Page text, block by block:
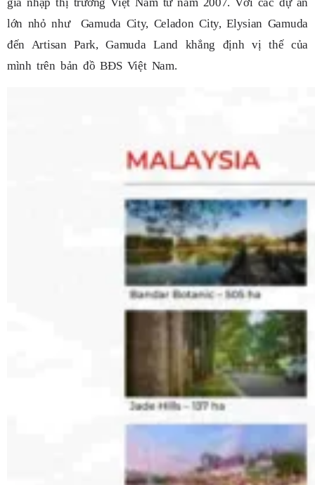
gia nhập thị trường Việt Nam từ năm 2007. Với các dự án
lớn nhỏ như Gamuda City, Celadon City, Elysian Gamuda
đến Artisan Park, Gamuda Land khẳng định vị thế của
mình trên bản đồ BĐS Việt Nam.